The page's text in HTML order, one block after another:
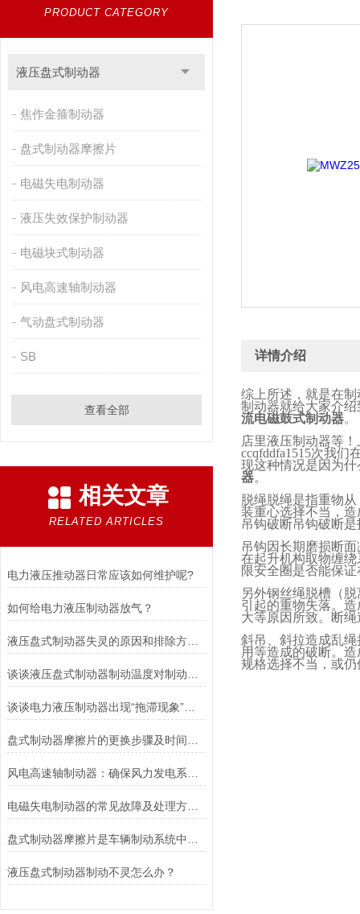
PRODUCT CATEGORY
液压盘式制动器
焦作金箍制动器
盘式制动器摩擦片
电磁失电制动器
液压失效保护制动器
电磁块式制动器
风电高速轴制动器
气动盘式制动器
SB
查看全部
相关文章
RELATED ARTICLES
电力液压推动器日常应该如何维护呢?
如何给电力液压制动器放气？
液压盘式制动器失灵的原因和排除方法介绍
谈谈电力液压制动器出现“拖滞现象”的原因及解决方法
电磁失电制动器的常见故障及处理方法讲解
液压盘式制动器制动不灵怎么办？
详情介绍
综上所述，就是在
制动器就给大家介
流电磁鼓式制动器。
店里液压制动器等
ccqfddfa1515次我们
现这种情况是因为
器。
脱绳脱绳是指重物
装重心选择不当，
吊钩破断吊钩破断
吊钩因长期磨损断
在起升机构取物缠
限安全圈是否能保证
另外钢丝绳脱槽（
引起的重物失落。
大等原因所致。断
斜吊、斜拉造成乱
用等造成的破断。
规格选择不当，或